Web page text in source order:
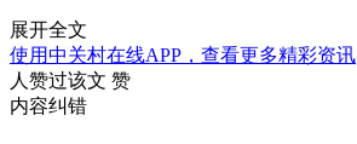
展开全文
使用中关村在线APP，查看更多精彩资讯
人赞过该文 赞
内容纠错